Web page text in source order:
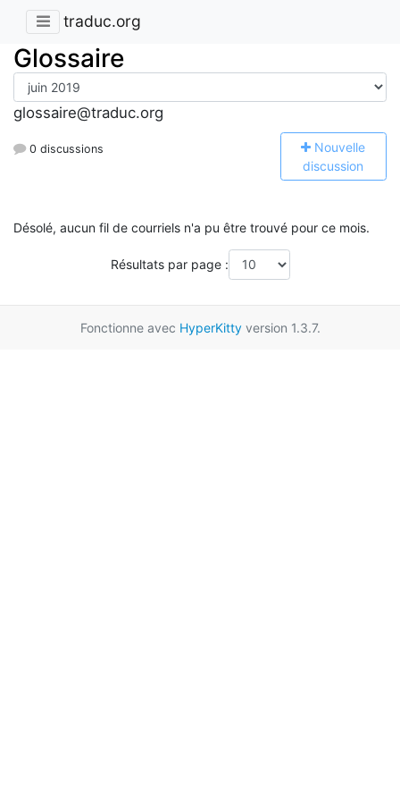
traduc.org
Glossaire
glossaire@traduc.org
0 discussions Nouvelle
discussion
Désolé, aucun fil de courriels n'a pu être trouvé pour ce mois.
Résultats par page :
Fonctionne avec HyperKittyversion 1.3.7.